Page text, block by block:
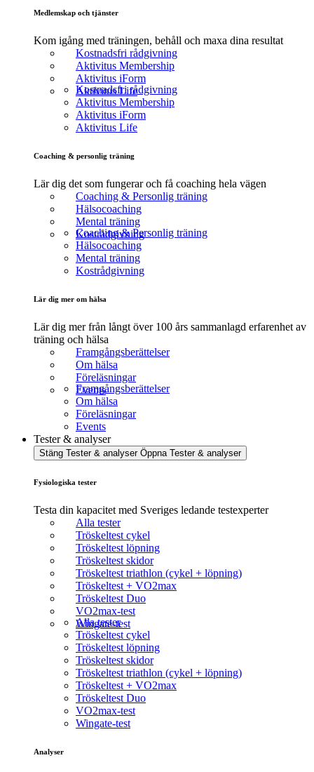
Medlemskap och tjänster
Kom igång med träningen, behåll och maxa dina resultat
Kostnadsfri rådgivning
Aktivitus Membership
Aktivitus iForm
Aktivitus Life
Kostnadsfri rådgivning
Aktivitus Membership
Aktivitus iForm
Aktivitus Life
Coaching & personlig träning
Lär dig det som fungerar och få coaching hela vägen
Coaching & Personlig träning
Hälsocoaching
Mental träning
Kostrådgivning
Coaching & Personlig träning
Hälsocoaching
Mental träning
Kostrådgivning
Lär dig mer om hälsa
Lär dig mer från långt över 100 års sammanlagd erfarenhet av
träning och hälsa
Framgångsberättelser
Om hälsa
Föreläsningar
Events
Framgångsberättelser
Om hälsa
Föreläsningar
Events
Tester & analyser
Stäng Tester & analyser Öppna Tester & analyser
Fysiologiska tester
Testa din kapacitet med Sveriges ledande testexperter
Alla tester
Tröskeltest cykel
Tröskeltest löpning
Tröskeltest skidor
Tröskeltest triathlon (cykel + löpning)
Tröskeltest + VO2max
Tröskeltest Duo
VO2max-test
Wingate-test
Alla tester
Tröskeltest cykel
Tröskeltest löpning
Tröskeltest skidor
Tröskeltest triathlon (cykel + löpning)
Tröskeltest + VO2max
Tröskeltest Duo
VO2max-test
Wingate-test
Analyser